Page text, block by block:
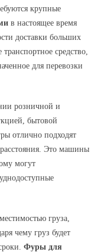
перевозки
крупные
в настоящее время
доставки больших
средство,
для перевозки
розничной и
бытовой
отлично подходят
Это машины
могут
груза,
чему груз будет
Фуры для